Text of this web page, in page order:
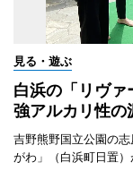
見る・遊ぶ
白浜の「リヴ
強アルカリ性の
吉野熊野国立公園の
がわ」（白浜町日置）